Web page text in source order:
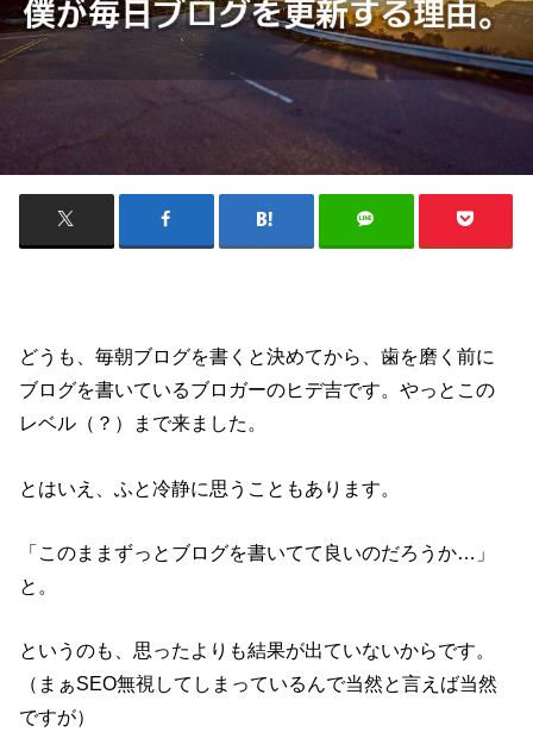
どうも、毎朝ブログを書くと決めてから、歯を磨く前に
ブログを書いているブロガーのヒデ吉です。やっとこの
レベル（？）まで来ました。
とはいえ、ふと冷静に思うこともあります。
「このままずっとブログを書いてて良いのだろうか…」
と。
というのも、思ったよりも結果が出ていないからです。
（まぁSEO無視してしまっているんで当然と言えば当然
ですが）